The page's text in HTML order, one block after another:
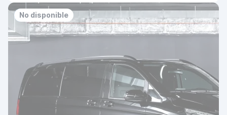
Priority
No deposit
No disponible